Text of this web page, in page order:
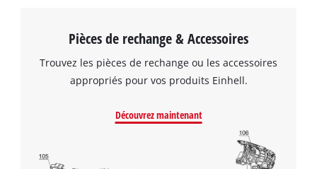
Pièces de rechange & Accessoires
Trouvez les pièces de rechange ou les accessoires
appropriés pour vos produits Einhell.
Découvrez maintenant